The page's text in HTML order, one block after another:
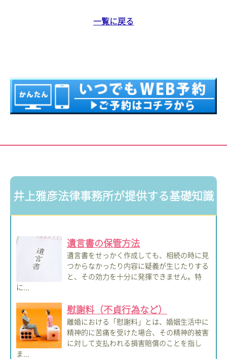
一覧に戻る
井上雅彦法律事務所が提供する基礎知識
遺言書の保管方法
遺言書をせっかく作成しても、相続の時に見
つからなかったり内容に疑義が生じたりする
と、その効力を十分に発揮できません。特
に...
慰謝料（不貞行為など）
離婚における「慰謝料」とは、婚姻生活中に
精神的に苦痛を受けた場合、その精神的被害
に対して支払われる損害賠償のことを指し
ま...